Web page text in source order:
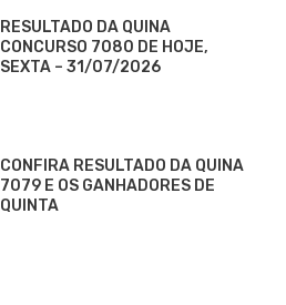
RESULTADO DA QUINA
CONCURSO 7080 DE HOJE,
SEXTA – 31/07/2026
CONFIRA RESULTADO DA QUINA
7079 E OS GANHADORES DE
QUINTA